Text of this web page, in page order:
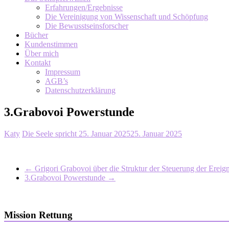
Erfahrungen/Ergebnisse
Die Vereinigung von Wissenschaft und Schöpfung
Die Bewusstseinsforscher
Bücher
Kundenstimmen
Über mich
Kontakt
Impressum
AGB’s
Datenschutzerklärung
3.Grabovoi Powerstunde
Katy Die Seele spricht 25. Januar 202525. Januar 2025
← Grigori Grabovoi über die Struktur der Steuerung der
3.Grabovoi Powerstunde →
Mission Rettung